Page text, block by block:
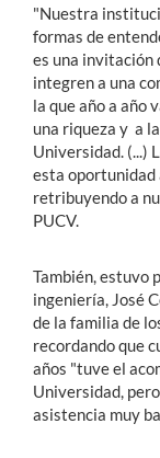
"Nuestra
formas de
es una invitación
integren a una
la que año a año
una riqueza y a
Universidad. (...)
esta oportunidad
retribuyendo a
PUCV.
También, estuvo
ingeniería, José
de la familia de
recordando que
años "tuve el
Universidad,
asistencia muy